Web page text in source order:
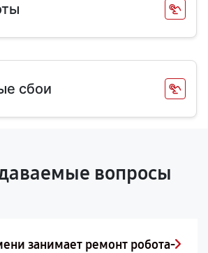
сбои
вопросы
занимает ремонт робота-